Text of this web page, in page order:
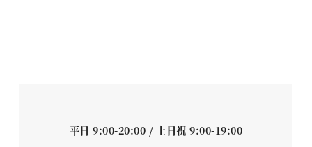
平日 9:00-20:00 / 土日祝 9:00-19:00